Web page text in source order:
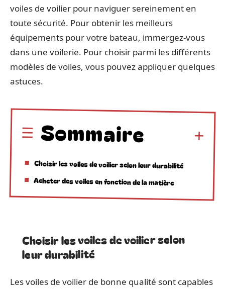
voiles de voilier pour naviguer sereinement en
toute sécurité. Pour obtenir les meilleurs
équipements pour votre bateau, immergez-vous
dans une voilerie. Pour choisir parmi les différents
modèles de voiles, vous pouvez appliquer quelques
astuces.
Sommaire
Choisir les voiles de voilier selon leur durabilité
Acheter des voiles en fonction de la matière
Choisir les voiles de voilier selon
leur durabilité
Les voiles de voilier de bonne qualité sont capables